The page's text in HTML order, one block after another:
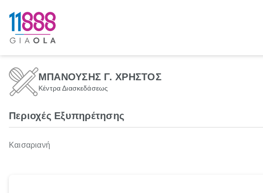
ΜΠΑΝΟΥΣΗΣ Γ. ΧΡΗΣΤΟΣ
Κέντρα Διασκεδάσεως
Περιοχές Εξυπηρέτησης
Καισαριανή